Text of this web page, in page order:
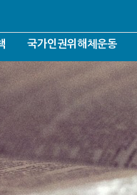
직화
크
동
국가인권위해체운동
인권위/젠더/가짜인권
인권위와 차별금지법
인권위 언론보도 악행들
인권위 해체운동